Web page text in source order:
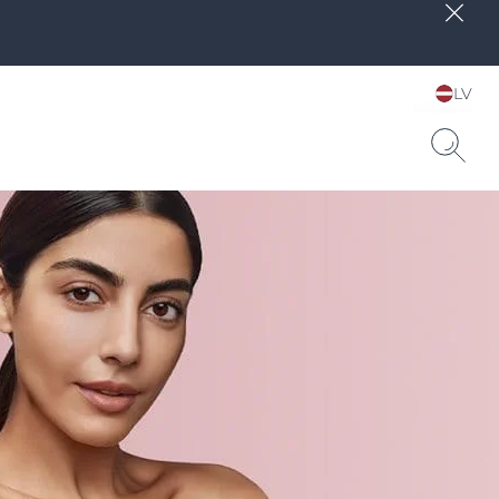
LV
Choose your Language &
Country